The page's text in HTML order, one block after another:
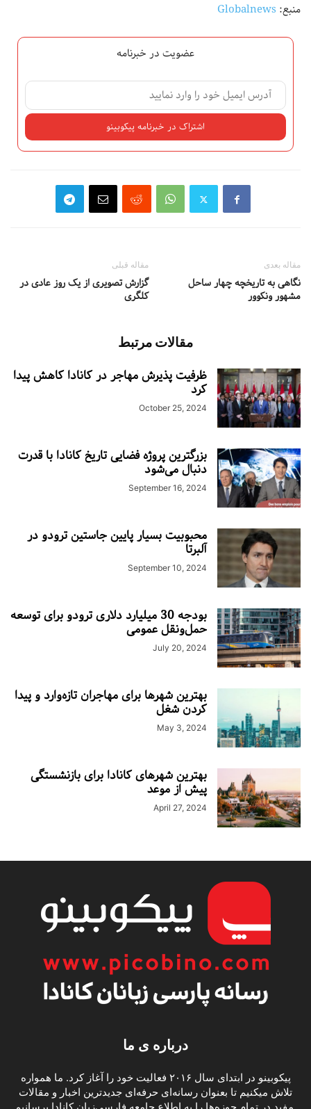
منبع: Globalnews
عضویت در خبرنامه
مقاله قبلی
گزارش تصویری از یک روز عادی در
کلگری
مقاله بعدی
نگاهی به تاریخچه چهار ساحل
مشهور ونکوور
مقالات مرتبط
ظرفیت پذیرش مهاجر در کانادا کاهش پیدا
کرد
October 25, 2024
بزرگترین پروژه فضایی تاریخ کانادا با قدرت
دنبال می‌شود
September 16, 2024
محبوبیت بسیار پایین جاستین ترودو در
آلبرتا
September 10, 2024
بودجه 30 میلیارد دلاری ترودو برای توسعه
حمل‌ونقل عمومی
July 20, 2024
بهترین شهرها برای مهاجران تازه‌وارد و پیدا
کردن شغل
May 3, 2024
بهترین شهرهای کانادا برای بازنشستگی
پیش از موعد
April 27, 2024
درباره ی ما
پیکوبینو در ابتدای سال ۲۰۱۶ فعالیت خود را آغاز کرد. ما همواره
تلاش میکنیم تا بعنوان رسانه‌ای حرفه‌ای جدیدترین اخبار و مقالات